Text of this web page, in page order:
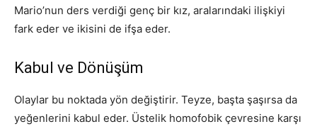
Mario’nun ders verdiği genç bir kız, aralarındaki ilişkiyi
fark eder ve ikisini de ifşa eder.
Kabul ve Dönüşüm
Olaylar bu noktada yön değiştirir. Teyze, başta şaşırsa da
yeğenlerini kabul eder. Üstelik homofobik çevresine karşı